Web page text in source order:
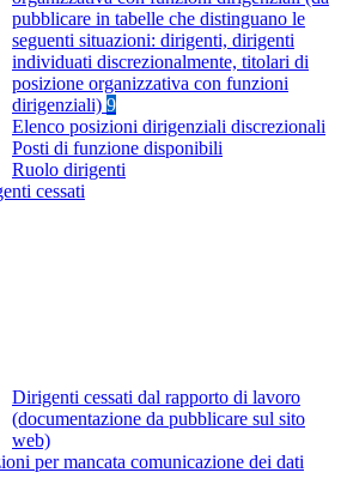
pubblicare in tabelle che distinguano le
seguenti situazioni: dirigenti, dirigenti
individuati discrezionalmente, titolari di
posizione organizzativa con funzioni
dirigenziali) 9
Elenco posizioni dirigenziali discrezionali
Posti di funzione disponibili
Ruolo dirigenti
cessati
Dirigenti cessati dal rapporto di lavoro
(documentazione da pubblicare sul sito
web)
per mancata comunicazione dei dati